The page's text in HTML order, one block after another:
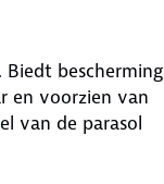
bescherming
en voorzien van
van de parasol